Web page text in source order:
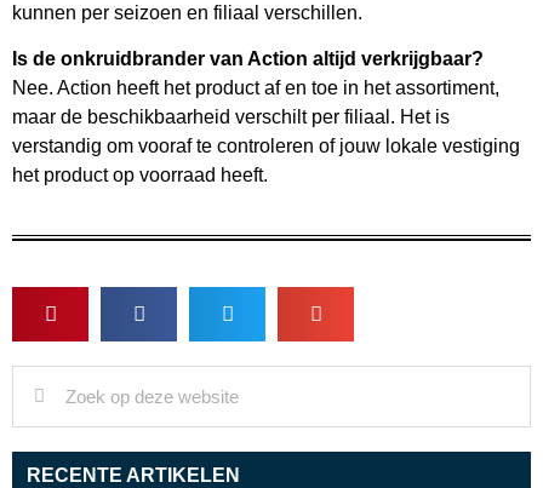
kunnen per seizoen en filiaal verschillen.
Is de onkruidbrander van Action altijd verkrijgbaar?
Nee. Action heeft het product af en toe in het assortiment,
maar de beschikbaarheid verschilt per filiaal. Het is
verstandig om vooraf te controleren of jouw lokale vestiging
het product op voorraad heeft.
RECENTE ARTIKELEN